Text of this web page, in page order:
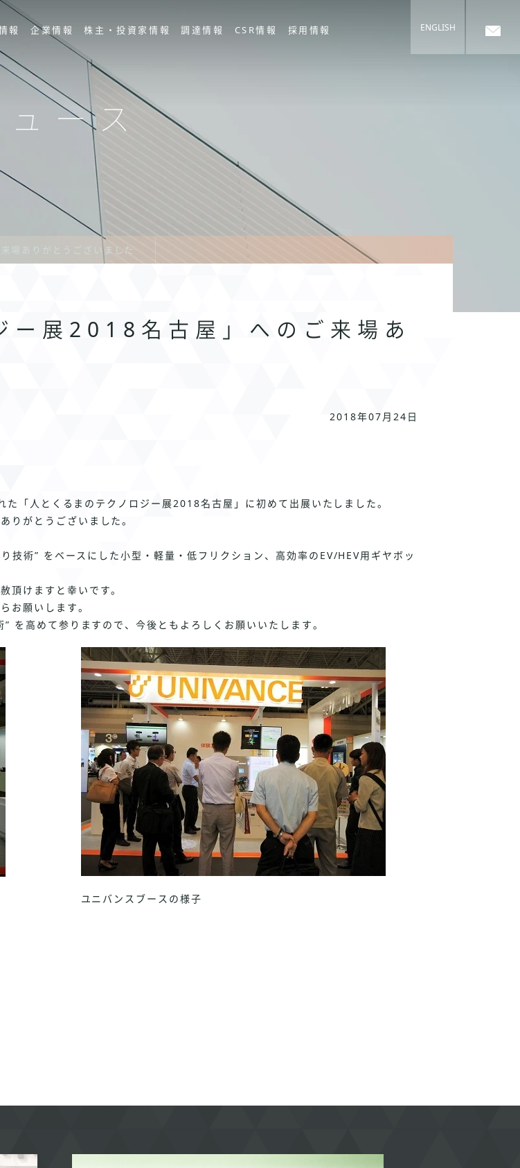
報 企業情報 株主・投資家情報 調達情報 CSR情報 採用情報 ENGLISH
ュース
場ありがとうございました
ー展2018名古屋」へのご来場あ
2018年07月24日
「人とくるまのテクノロジー展2018名古屋」に初めて出展いたしました。
りがとうございました。
技術” をベースにした小型・軽量・低フリクション、高効率のEV/HEV用ギヤボッ
頂けますと幸いです。
お願いします。
を高めて参りますので、今後ともよろしくお願いいたします。
ユニバンスブースの様子